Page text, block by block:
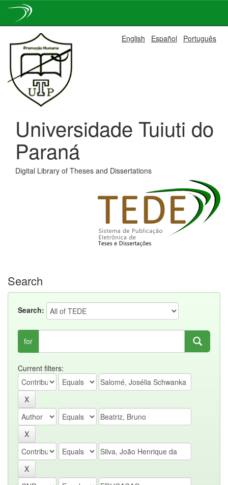
navigation
English Español Português
Universidade Tuiuti do
Paraná
Digital Library of Theses and Dissertations
Search
Search:
for
Current filters: